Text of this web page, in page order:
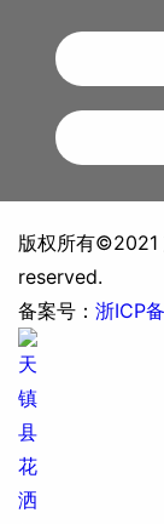
版权所有©2021
reserved.
备案号： 浙ICP